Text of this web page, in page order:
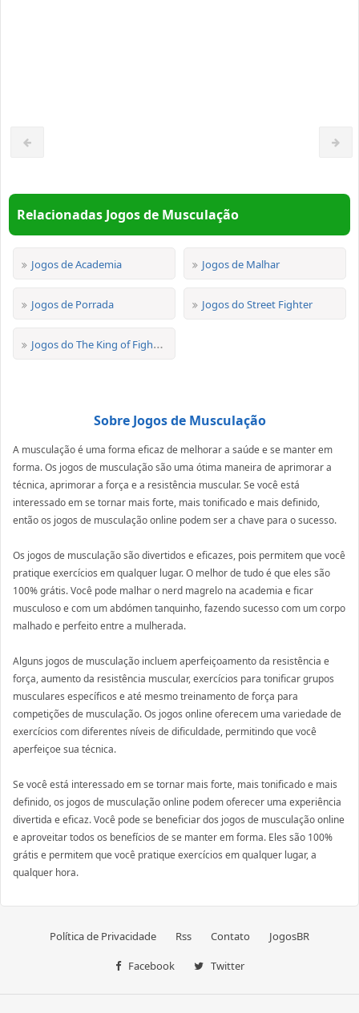
Relacionadas Jogos de Musculação
Jogos de Academia Jogos de Malhar
Jogos de Porrada Jogos do Street Fighter
Jogos do The King of Fighters
Sobre Jogos de Musculação
A musculação é uma forma eficaz de melhorar a saúde e se manter em
forma. Os jogos de musculação são uma ótima maneira de aprimorar a
técnica, aprimorar a força e a resistência muscular. Se você está
interessado em se tornar mais forte, mais tonificado e mais definido,
então os jogos de musculação online podem ser a chave para o sucesso.
Os jogos de musculação são divertidos e eficazes, pois permitem que você
pratique exercícios em qualquer lugar. O melhor de tudo é que eles são
100% grátis. Você pode malhar o nerd magrelo na academia e ficar
musculoso e com um abdómen tanquinho, fazendo sucesso com um corpo
malhado e perfeito entre a mulherada.
Alguns jogos de musculação incluem aperfeiçoamento da resistência e
força, aumento da resistência muscular, exercícios para tonificar grupos
musculares específicos e até mesmo treinamento de força para
competições de musculação. Os jogos online oferecem uma variedade de
exercícios com diferentes níveis de dificuldade, permitindo que você
aperfeiçoe sua técnica.
Se você está interessado em se tornar mais forte, mais tonificado e mais
definido, os jogos de musculação online podem oferecer uma experiência
divertida e eficaz. Você pode se beneficiar dos jogos de musculação online
e aproveitar todos os benefícios de se manter em forma. Eles são 100%
grátis e permitem que você pratique exercícios em qualquer lugar, a
qualquer hora.
Política de Privacidade Rss Contato JogosBR
Facebook Twitter